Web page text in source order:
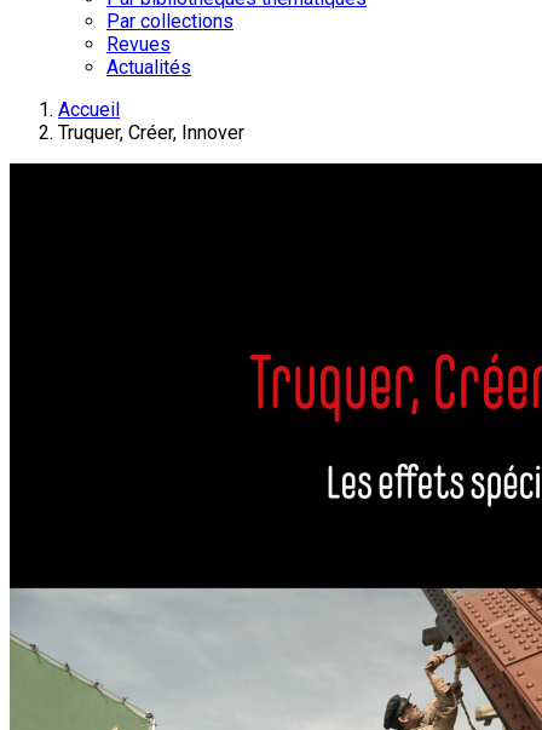
Par collections
Revues
Actualités
Accueil
Truquer, Créer, Innover